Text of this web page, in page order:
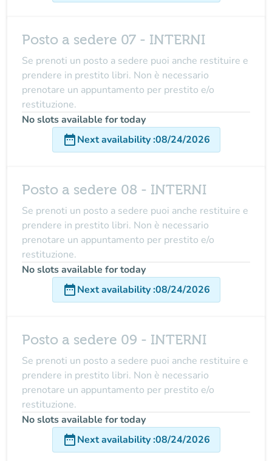
Posto a sedere 07 - INTERNI
Se prenoti un posto a sedere puoi anche restituire e
prendere in prestito libri. Non è necessario
prenotare un appuntamento per prestito e/o
restituzione.
No slots available for today
date_rangeNext availability:08/24/2026
Posto a sedere 08 - INTERNI
Se prenoti un posto a sedere puoi anche restituire e
prendere in prestito libri. Non è necessario
prenotare un appuntamento per prestito e/o
restituzione.
No slots available for today
date_rangeNext availability:08/24/2026
Posto a sedere 09 - INTERNI
Se prenoti un posto a sedere puoi anche restituire e
prendere in prestito libri. Non è necessario
prenotare un appuntamento per prestito e/o
restituzione.
No slots available for today
date_rangeNext availability:08/24/2026